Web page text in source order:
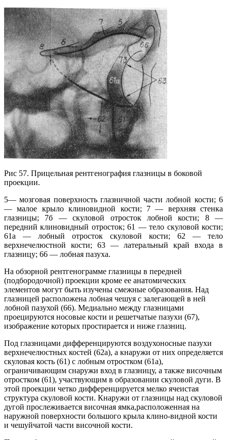
Рис 57. Прицельная рентгенография глазницы в боковой
проекции.
5— мозговая поверхность глазничной части лобной кости; 6
— малое крыло клиновидной кости; 7 — верхняя стенка
глазницы; 7б — скуловой отросток лобной кости; 8 —
передний клиновидный отросток; 61 — тело скуловой кости;
61а — лобный отросток ску­ловой кости; 62 — тело
верхнечелюстной кости; 63 — латеральный край входа в
глазницу; 66 — лобная пазуха.
На обзорной рентгенограмме глазницы в передней
(подбородочной) проекции кроме ее анатомических
элементов могут быть изучены смежные образования. Над
глазницей расположена лобная чешуя с залегающей в ней
лобной пазухой (66). Медиально между глазницами
проецируются носовые кости и решетчатые пазухи (67),
изображение которых простирается и ниже глазниц.
Под глазницами дифференцируются воздухоносные пазухи
верхнечелюстных костей (62а), а кнаружи от них определяется
скуловая кость (61) с лобным отростком (61а),
ограничивающим снаружи вход в глазницу, а также височным
отростком (61), участвующим в образовании скуловой дуги. В
этой проекции четко дифференцируется мелко ячеистая
структура скуловой кости. Кнаружи от глазницы над скуловой
дугой прослеживается височная ямка,расположенная на
наружной поверхности большого крыла клино-видной кости
и чешуйчатой части височной кости.